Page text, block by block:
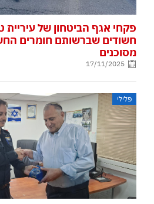
פקחי אגף הביטחון של עיריית
חשודים שברשותם חומרים
מסוכנים
17/11/2025
פלילי